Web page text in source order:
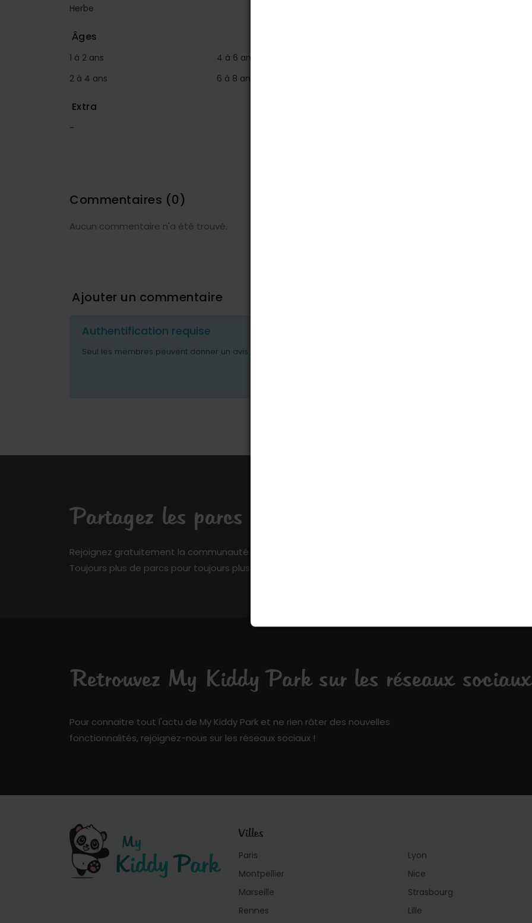
Herbe
Âges
1 à 2 ans
2 à 4 ans
4 à 6 ans
6 à 8 ans
Extra
-
Commentaires (0)
Aucun commentaire n'a été trouvé.
Ajouter un commentaire
Authentification requise
Seul les membres peuvent donner un avis ou poser des questions.
Partagez les parcs que vous connaissez
Rejoignez gratuitement la communauté de My Kiddy Park et ajoutez votre pierre à l’édifice !
Toujours plus de parcs pour toujours plus de fun !
Retrouvez My Kiddy Park sur les réseaux
Pour connaitre tout l'actu de My Kiddy Park et ne rien râter des nouvelles
fonctionnalités, rejoignez-nous sur les réseaux sociaux !
Villes
Paris
Montpellier
Marseille
Rennes
Lyon
Nice
Strasbourg
Lille